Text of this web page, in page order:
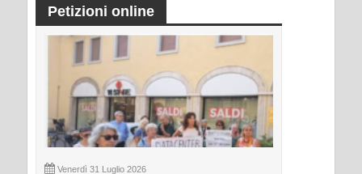
Petizioni online
Venerdì 31 Luglio 2026